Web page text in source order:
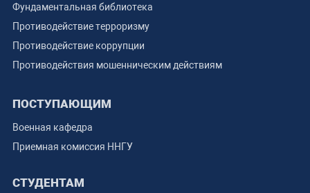
Фундаментальная библиотека
Противодействие терроризму
Противодействие коррупции
Противодействия мошенническим действиям
ПОСТУПАЮЩИМ
Военная кафедра
Приемная комиссия ННГУ
СТУДЕНТАМ